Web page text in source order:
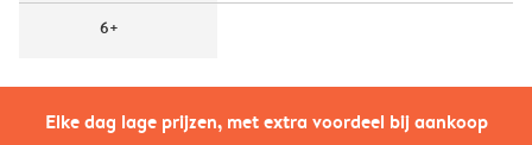
Elke dag lage prijzen, met extra voordeel bij aankoop
6+